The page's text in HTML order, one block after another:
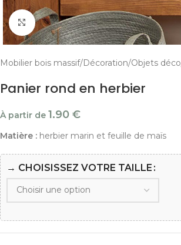
Cliquer pour agrandir
Mobilier bois massif Décoration Objets déco
Panier rond en herbier
À partir de 1.90 €
Matière : herbier marin et feuille de maïs
→ CHOISISSEZ VOTRE TAILLE